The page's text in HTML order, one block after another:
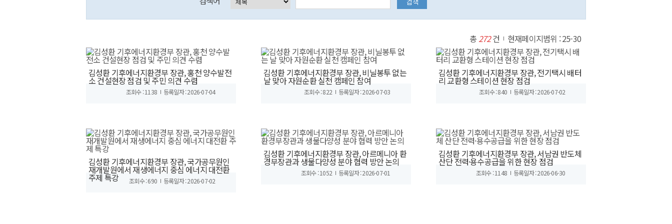
총272건 현재페이지범위 : 25-30
김성환 기후에너지환경부 장관, 홍천 양수발전
소 건설현장 점검 및 주민 의견 수렴
조회수 : 1138 등록일자 : 2026-07-04
김성환 기후에너지환경부 장관, 비닐봉투 없는
날 맞아 자원순환 실천 캠페인 참여
조회수 : 822 등록일자 : 2026-07-03
김성환 기후에너지환경부 장관, 전기택시 배터
리 교환형 스테이션 현장 점검
조회수 : 840 등록일자 : 2026-07-02
김성환 기후에너지환경부 장관, 국가공무원인
재개발원에서 재생에너지 중심 에너지 대전환
주제 특강 조회수 : 690 등록일자 : 2026-07-02
김성환 기후에너지환경부 장관, 아르메니아 환
경부장관과 생물다양성 분야 협력 방안 논의
조회수 : 1052 등록일자 : 2026-07-01
김성환 기후에너지환경부 장관, 서남권 반도체
산단 전력·용수공급을 위한 현장 점검
조회수 : 1148 등록일자 : 2026-06-30